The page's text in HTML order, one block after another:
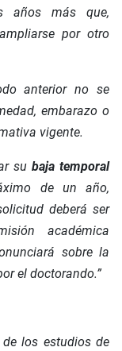
años más que,
por otro
anterior no se
embarazo o
vigente.
su baja temporal
de un año,
deberá ser
académica
sobre la
el doctorando.”
los estudios de